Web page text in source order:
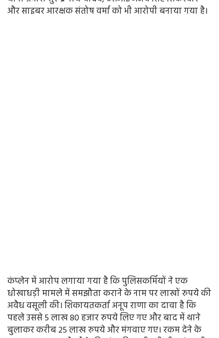
और साइबर आरक्षक संतोष वर्मा को भी आरोपी बनाया गया है।
कंप्लेन में आरोप लगाया गया है कि पुलिसकर्मियों ने एक
धोखाधड़ी मामले में समझौता कराने के नाम पर लाखों रुपये की
अवैध वसूली की। शिकायतकर्ता अनूप राणा का दावा है कि
पहले उससे 5 लाख 80 हजार रुपये लिए गए और बाद में थाने
बुलाकर करीब 25 लाख रुपये और मंगवाए गए। रकम देने के